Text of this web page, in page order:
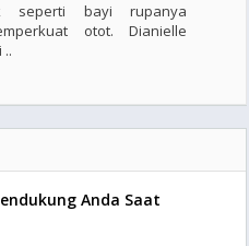
seperti bayi rupanya
otot. Dianielle
Anda Saat